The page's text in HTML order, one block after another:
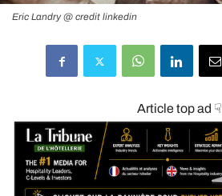
Eric Landry @ credit linkedin
Article top ad ☟